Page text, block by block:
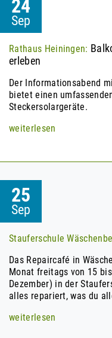
24
Sep
Rathaus Heiningen:
erleben
Der Informationsabend
bietet einen
Steckersolargeräte.
weiterlesen
25
Sep
Stauferschule
Das Repaircafé in
Monat freitags von 15
Dezember) in der
alles repariert, was du
weiterlesen